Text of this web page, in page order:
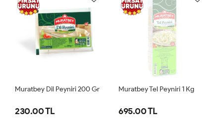
Muratbey Dil Peyniri 200 Gr
230.00 TL
Muratbey Tel Peyniri 1 Kg
695.00 TL